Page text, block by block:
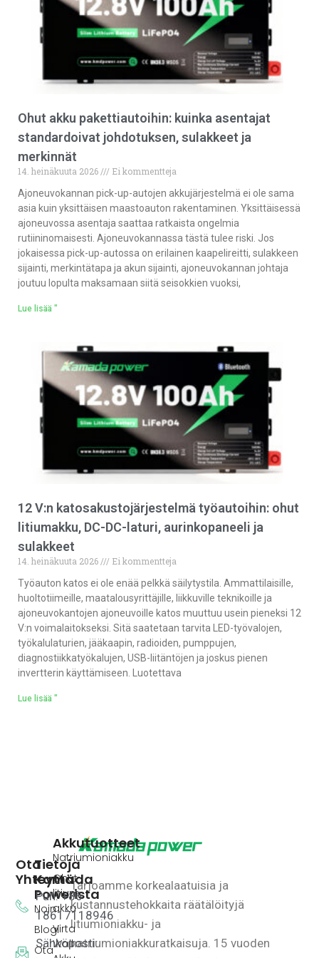
Ohut akku pakettiautoihin: kuinka asentajat
standardoivat johdotuksen, sulakkeet ja
merkinnät
14. heinäkuuta 2026
Ei kommentteja
Ajoneuvokannan pick-up-autojen akkujärjestelmä ei ole sama
asia kuin yksittäisen maastoauton rakentaminen. Yksittäisessä
ajoneuvossa asentaja saattaa ratkaista ongelmia
rutiininomaisesti. Ajoneuvokannassa tästä tulee riski. Jos
jokaisessa pick-up-autossa on erilainen kaapelireitti, sulakkeen
sijainti, merkintätapa ja akun sijainti, ajoneuvokannan johtaja
joutuu lopulta maksamaan siitä seisokkien vuoksi,
Lue lisää "
12 V:n katosakustojärjestelmä työautoihin: ohut
litiumakku, DC-DC-laturi, aurinkopaneeli ja
sulakkeet
14. heinäkuuta 2026
Ei kommentteja
Työauton katos ei ole enää pelkkä säilytystila. Ammattilaisille,
huoltotiimeille, maatalousyrittäjille, liikkuville teknikoille ja
ajoneuvokantojen ajoneuvoille katos muuttuu usein pieneksi 12
V:n voimalaitokseksi. Sitä saatetaan tarvita LED-työvalojen,
työkalulaturien, jääkaapin, radioiden, pumppujen,
diagnostiikkatyökalujen, USB-liitäntöjen ja joskus pienen
invertterin käyttämiseen. Luotettava
Lue lisää "
Tarjoamme korkealaatuisia ja
kustannustehokkaita räätälöityjä
litiumioniakku- ja
natriumioniakkuratkaisuja. 15 vuoden
Akkutuotteet
Natriumioniakku
Ohut
litium-
akku
Virta
Wall
Tietoja
Kamada
Powerista
Noin
Blogi
Ota
Ota
Yhteyttä
Puh: +86
18617118946
Sähköposti: